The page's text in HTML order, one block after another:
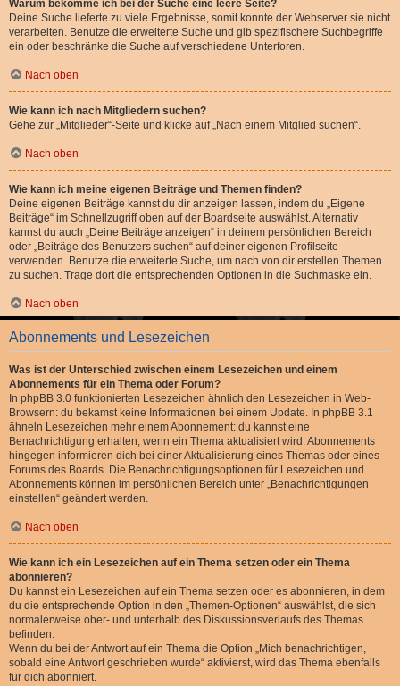
Warum bekomme ich bei der Suche eine leere Seite?
Deine Suche lieferte zu viele Ergebnisse, somit konnte der Webserver sie nicht
verarbeiten. Benutze die erweiterte Suche und gib spezifischere Suchbegriffe
ein oder beschränke die Suche auf verschiedene Unterforen.
Nach oben
Wie kann ich nach Mitgliedern suchen?
Gehe zur „Mitglieder“-Seite und klicke auf „Nach einem Mitglied suchen“.
Nach oben
Wie kann ich meine eigenen Beiträge und Themen finden?
Deine eigenen Beiträge kannst du dir anzeigen lassen, indem du „Eigene
Beiträge“ im Schnellzugriff oben auf der Boardseite auswählst. Alternativ
kannst du auch „Deine Beiträge anzeigen“ in deinem persönlichen Bereich
oder „Beiträge des Benutzers suchen“ auf deiner eigenen Profilseite
verwenden. Benutze die erweiterte Suche, um nach von dir erstellen Themen
zu suchen. Trage dort die entsprechenden Optionen in die Suchmaske ein.
Nach oben
Abonnements und Lesezeichen
Was ist der Unterschied zwischen einem Lesezeichen und einem
Abonnements für ein Thema oder Forum?
In phpBB 3.0 funktionierten Lesezeichen ähnlich den Lesezeichen in Web-
Browsern: du bekamst keine Informationen bei einem Update. In phpBB 3.1
ähneln Lesezeichen mehr einem Abonnement: du kannst eine
Benachrichtigung erhalten, wenn ein Thema aktualisiert wird. Abonnements
hingegen informieren dich bei einer Aktualisierung eines Themas oder eines
Forums des Boards. Die Benachrichtigungsoptionen für Lesezeichen und
Abonnements können im persönlichen Bereich unter „Benachrichtigungen
einstellen“ geändert werden.
Nach oben
Wie kann ich ein Lesezeichen auf ein Thema setzen oder ein Thema
abonnieren?
Du kannst ein Lesezeichen auf ein Thema setzen oder es abonnieren, in dem
du die entsprechende Option in den „Themen-Optionen“ auswählst, die sich
normalerweise ober- und unterhalb des Diskussionsverlaufs des Themas
befinden.
Wenn du bei der Antwort auf ein Thema die Option „Mich benachrichtigen,
sobald eine Antwort geschrieben wurde“ aktivierst, wird das Thema ebenfalls
für dich abonniert.